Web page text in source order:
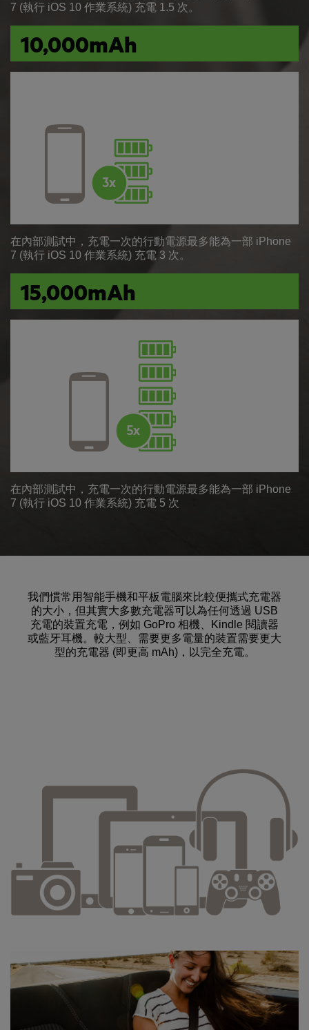
7 (執行 iOS 10 作業系統) 充電 1.5 次。
10,000mAh
在內部測試中，充電一次的行動電源最多能為一部 iPhone
7 (執行 iOS 10 作業系統) 充電 3 次。
15,000mAh
在內部測試中，充電一次的行動電源最多能為一部 iPhone
7 (執行 iOS 10 作業系統) 充電 5 次
我們慣常用智能手機和平板電腦來比較便攜式充電器
的大小，但其實大多數充電器可以為任何透過 USB
充電的裝置充電，例如 GoPro 相機、Kindle 閱讀器
或藍牙耳機。較大型、需要更多電量的裝置需要更大
型的充電器 (即更高 mAh)，以完全充電。